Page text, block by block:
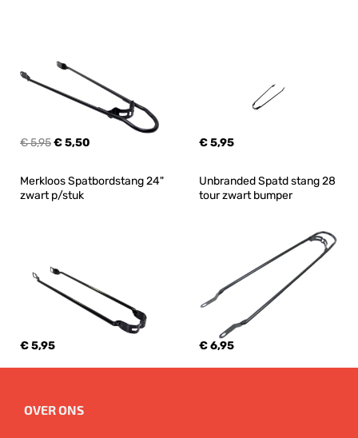
€ 5,95€ 5,50 € 5,95
Merkloos Spatbordstang 24"
zwart p/stuk
€ 5,95
Unbranded Spatd stang 28
tour zwart bumper
€ 6,95
OVER ONS